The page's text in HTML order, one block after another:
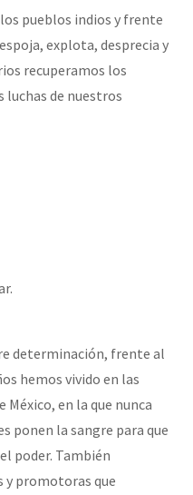
pueblos indios y frente
explota, desprecia y
recuperamos los
luchas de nuestros
determinación, frente al
hemos vivido en las
en la que nunca
ponen la sangre para que
poder. También
y promotoras que